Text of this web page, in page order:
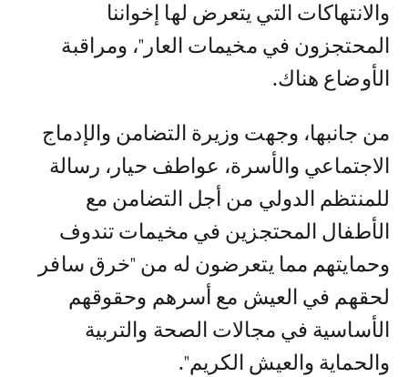
والانتهاكات التي يتعرض لها إخواننا
المحتجزون في مخيمات العار"، ومراقبة
الأوضاع هناك.
من جانبها، وجهت وزيرة التضامن والإدماج
الاجتماعي والأسرة، عواطف حيار، رسالة
للمنتظم الدولي من أجل التضامن مع
الأطفال المحتجزين في مخيمات تندوف
وحمايتهم مما يتعرضون له من "خرق سافر
لحقهم في العيش مع أسرهم وحقوقهم
الأساسية في مجالات الصحة والتربية
والحماية والعيش الكريم".